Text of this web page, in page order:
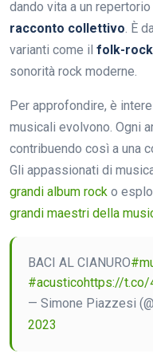
dando vita a un
racconto collettivo . È
varianti come il folk-rock
sonorità rock moderne.
Per approfondire, è
musicali evolvono. Ogni
contribuendo così a una
Gli appassionati di
grandi album rock o
grandi maestri della
BACI AL CIANURO
#acusticohttps://t.co/
— Simone Piazzesi
2023